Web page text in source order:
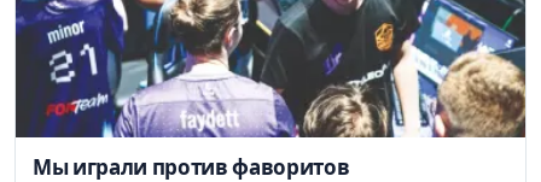
Мы играли против фаворитов